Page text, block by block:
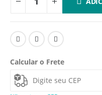
Calcular o Frete